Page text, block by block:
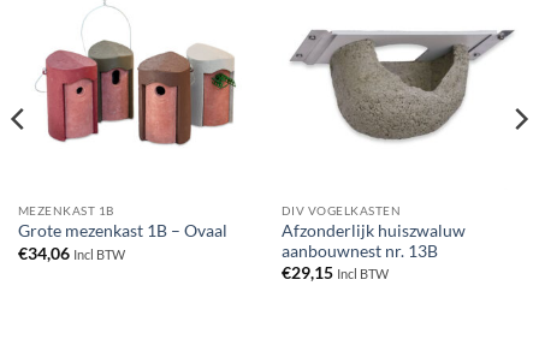
MEZENKAST 1B
Grote mezenkast 1B – Ovaal
€34,06 Incl BTW
DIV VOGELKASTEN
Afzonderlijk huiszwaluw
aanbouwnest nr. 13B
€29,15 Incl BTW